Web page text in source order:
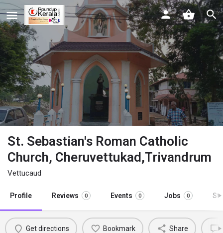
St. Sebastian's Roman Catholic
Church, Cheruvettukad,Trivandrum
Vettucaud
Profile Reviews 0 Events 0 Jobs 0
Get directions Bookmark Share